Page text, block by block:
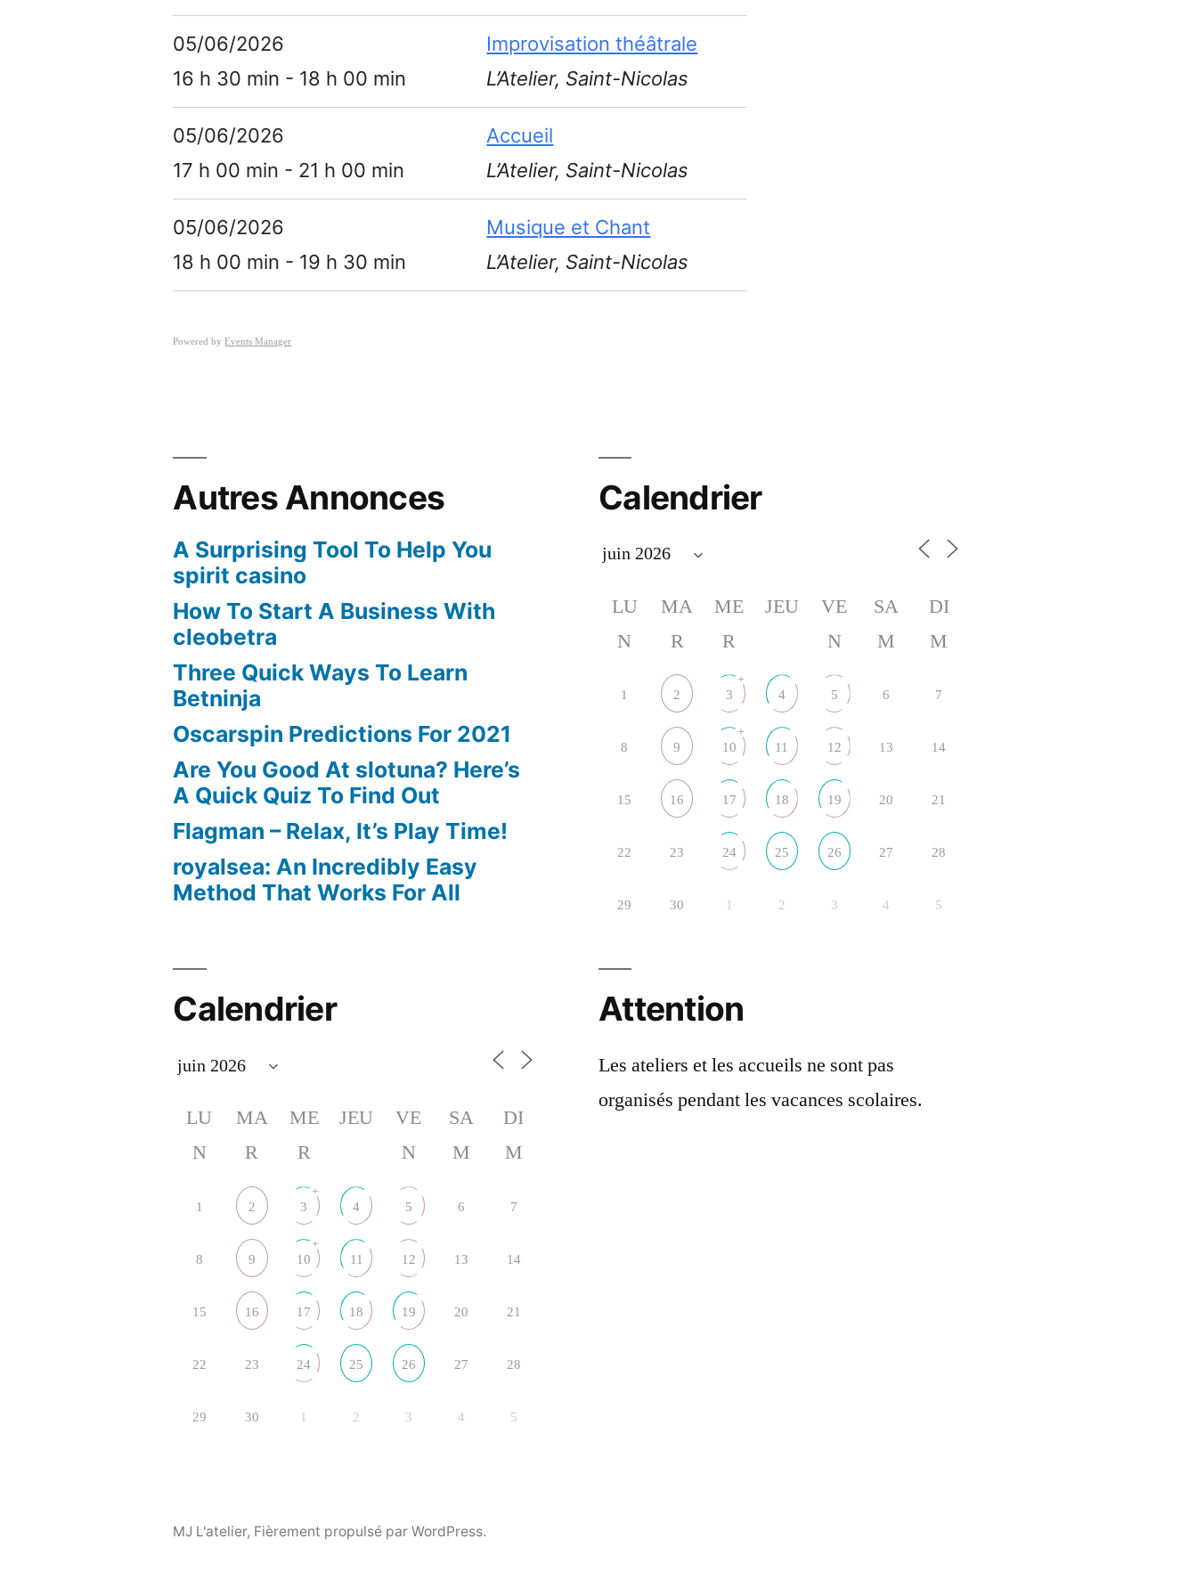
05/06/2026
16 h 30 min - 18 h 00 min
Improvisation théâtrale
L’Atelier, Saint-Nicolas
05/06/2026
17 h 00 min - 21 h 00 min
Accueil
L’Atelier, Saint-Nicolas
05/06/2026
18 h 00 min - 19 h 30 min
Musique et Chant
L’Atelier, Saint-Nicolas
Powered byEvents Manager
Autres Annonces
A Surprising Tool To Help You
spirit casino
How To Start A Business With
cleobetra
Three Quick Ways To Learn
Betninja
Oscarspin Predictions For 2021
Are You Good At slotuna? Here’s
A Quick Quiz To Find Out
Flagman – Relax, It’s Play Time!
royalsea: An Incredibly Easy
Method That Works For All
Calendrier
LU
N
MA
R
ME
R
JEU
VE
N
SA
M
DI
M
1 2 3
+
4 5 6 7
8 9 10
+
11 12 13 14
15 16 17 18 19 20 21
22 23 24 25 26 27 28
29 30 1 2 3 4 5
Calendrier
LU
N
MA
R
ME
R
JEU
VE
N
SA
M
DI
M
1 2 3
+
4 5 6 7
8 9 10
+
11 12 13 14
15 16 17 18 19 20 21
22 23 24 25 26 27 28
29 30 1 2 3 4 5
Attention
Les ateliers et les accueils ne sont pas
organisés pendant les vacances scolaires.
MJ L'atelier, Fièrement propulsé par WordPress.